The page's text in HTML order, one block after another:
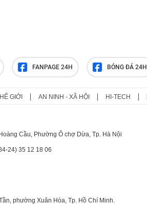
FANPAGE 24H BÓNG ĐÁ 24H
GIỚI AN NINH - XÃ HỘI HI-TECH
Cầu, Phường Ô chợ Dừa, Tp. Hà Nội
24) 35 12 18 06
phường Xuân Hòa, Tp. Hồ Chí Minh.